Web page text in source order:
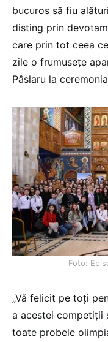
bucuros să fiu
disting prin
care prin tot ceea
zile o frumusețe
Pâslaru la
Foto:
„Vă felicit pe toți
a acestei competiții
toate probele